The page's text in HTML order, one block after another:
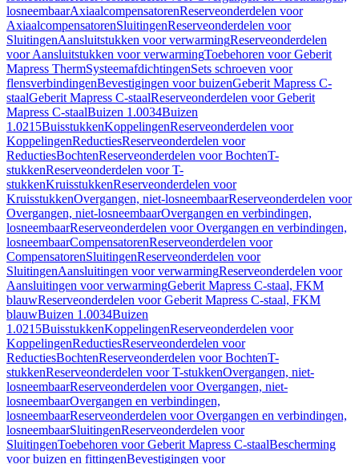
losneembaarAxiaalcompensatorenReserveonderdelen voor
AxiaalcompensatorenSluitingenReserveonderdelen voor
SluitingenAansluitstukken voor verwarmingReserveonderdelen
voor Aansluitstukken voor verwarmingToebehoren voor Geberit
Mapress ThermSysteemafdichtingenSets schroeven voor
flensverbindingenBevestigingen voor buizenGeberit Mapress C-
staalGeberit Mapress C-staalReserveonderdelen voor Geberit
Mapress C-staalBuizen 1.0034Buizen
1.0215BuisstukkenKoppelingenReserveonderdelen voor
KoppelingenReductiesReserveonderdelen voor
ReductiesBochtenReserveonderdelen voor BochtenT-
stukkenReserveonderdelen voor T-
stukkenKruisstukkenReserveonderdelen voor
KruisstukkenOvergangen, niet-losneembaarReserveonderdelen voor
Overgangen, niet-losneembaarOvergangen en verbindingen,
losneembaarReserveonderdelen voor Overgangen en verbindingen,
losneembaarCompensatorenReserveonderdelen voor
CompensatorenSluitingenReserveonderdelen voor
SluitingenAansluitingen voor verwarmingReserveonderdelen voor
Aansluitingen voor verwarmingGeberit Mapress C-staal, FKM
blauwReserveonderdelen voor Geberit Mapress C-staal, FKM
blauwBuizen 1.0034Buizen
1.0215BuisstukkenKoppelingenReserveonderdelen voor
KoppelingenReductiesReserveonderdelen voor
ReductiesBochtenReserveonderdelen voor BochtenT-
stukkenReserveonderdelen voor T-stukkenOvergangen, niet-
losneembaarReserveonderdelen voor Overgangen, niet-
losneembaarOvergangen en verbindingen,
losneembaarReserveonderdelen voor Overgangen en verbindingen,
losneembaarSluitingenReserveonderdelen voor
SluitingenToebehoren voor Geberit Mapress C-staalBescherming
voor buizen en fittingenBevestigingen voor